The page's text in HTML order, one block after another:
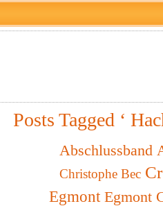
Posts Tagged ‘
Abschlussband
Christophe Bec
Egmont Egmont